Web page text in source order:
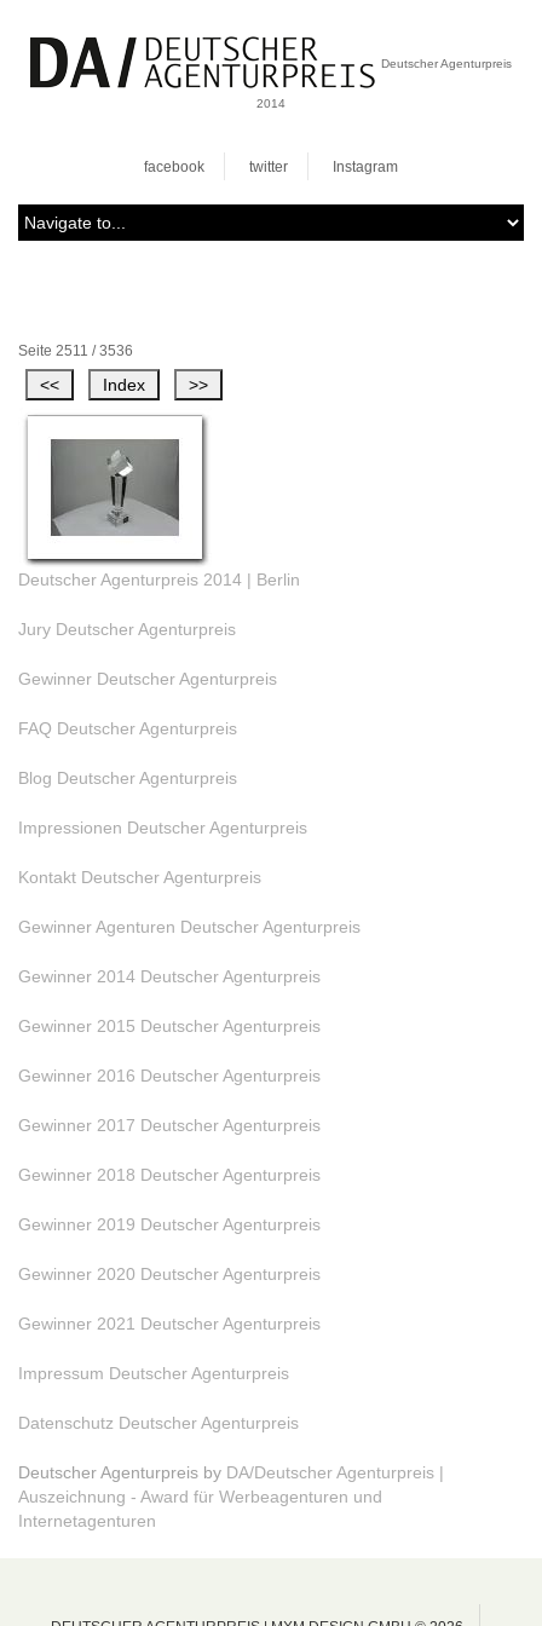
Deutscher Agenturpreis
2014
facebook twitter Instagram
Seite 2511 / 3536
Deutscher Agenturpreis 2014 | Berlin
Jury Deutscher Agenturpreis
Gewinner Deutscher Agenturpreis
FAQ Deutscher Agenturpreis
Blog Deutscher Agenturpreis
Impressionen Deutscher Agenturpreis
Kontakt Deutscher Agenturpreis
Gewinner Agenturen Deutscher Agenturpreis
Gewinner 2014 Deutscher Agenturpreis
Gewinner 2015 Deutscher Agenturpreis
Gewinner 2016 Deutscher Agenturpreis
Gewinner 2017 Deutscher Agenturpreis
Gewinner 2018 Deutscher Agenturpreis
Gewinner 2019 Deutscher Agenturpreis
Gewinner 2020 Deutscher Agenturpreis
Gewinner 2021 Deutscher Agenturpreis
Impressum Deutscher Agenturpreis
Datenschutz Deutscher Agenturpreis
Deutscher Agenturpreis by DA/Deutscher Agenturpreis |
Auszeichnung - Award für Werbeagenturen und
Internetagenturen